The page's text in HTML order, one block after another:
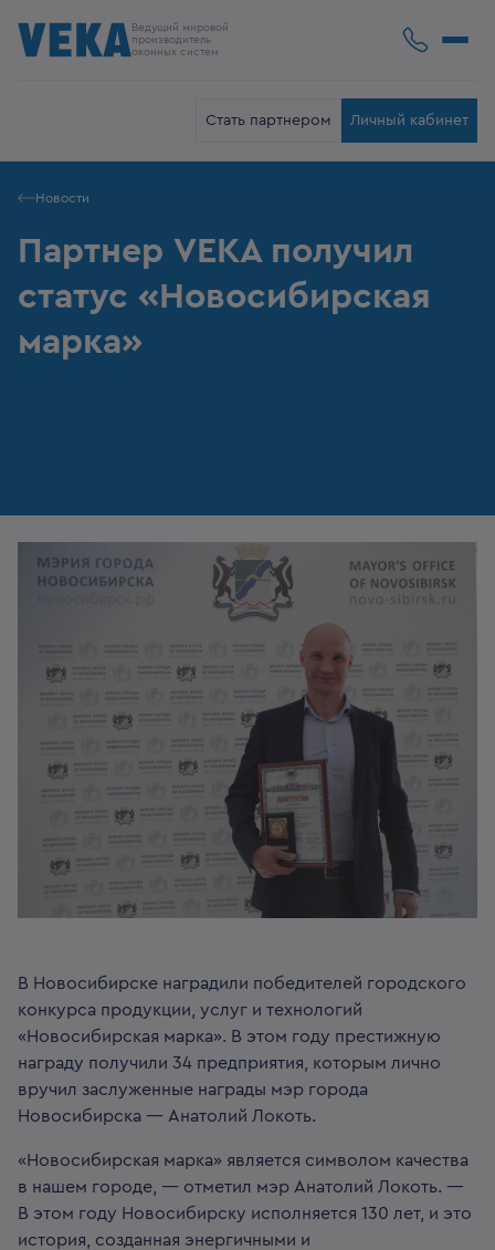
Ведущий мировой
производитель
оконных систем
Стать партнером Личный кабинет
Новости
Партнер VEKA получил
статус «Новосибирская
марка»
В Новосибирске наградили победителей городского
конкурса продукции, услуг и технологий
«Новосибирская марка». В этом году престижную
награду получили 34 предприятия, которым лично
вручил заслуженные награды мэр города
Новосибирска — Анатолий Локоть.
«Новосибирская марка» является символом качества
в нашем городе, — отметил мэр Анатолий Локоть. —
В этом году Новосибирску исполняется 130 лет, и это
история, созданная энергичными и